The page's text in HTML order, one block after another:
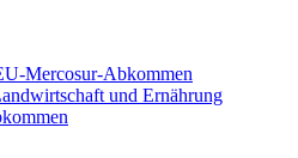
Mercosur-Abkommen
und Ernährung